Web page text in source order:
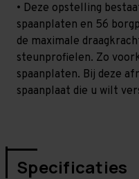
• Deze opstelling
spaanplaten en 56
de maximale
steunprofielen. Zo
spaanplaten. Bij deze
spaanplaat die u wilt
Specificaties